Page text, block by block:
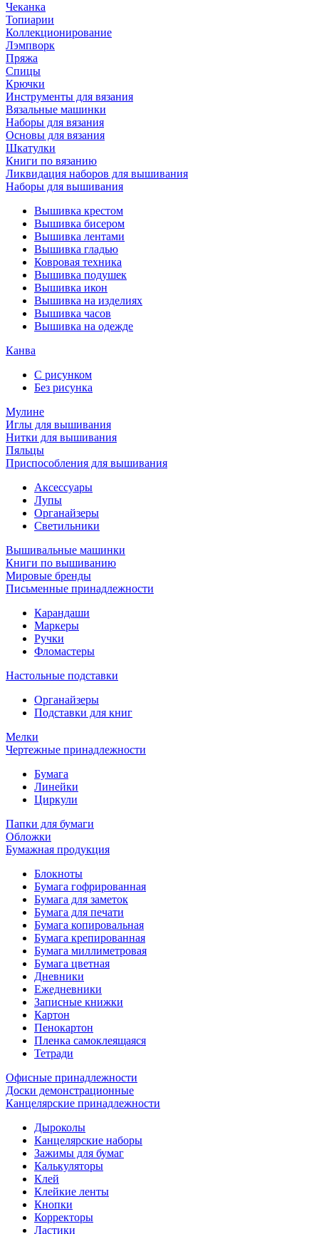
Чеканка
Топиарии
Коллекционирование
Лэмпворк
Пряжа
Спицы
Крючки
Инструменты для вязания
Вязальные машинки
Наборы для вязания
Основы для вязания
Шкатулки
Книги по вязанию
Ликвидация наборов для вышивания
Наборы для вышивания
Вышивка крестом
Вышивка бисером
Вышивка лентами
Вышивка гладью
Ковровая техника
Вышивка подушек
Вышивка икон
Вышивка на изделиях
Вышивка часов
Вышивка на одежде
Канва
С рисунком
Без рисунка
Мулине
Иглы для вышивания
Нитки для вышивания
Пяльцы
Приспособления для вышивания
Аксессуары
Лупы
Органайзеры
Светильники
Вышивальные машинки
Книги по вышиванию
Мировые бренды
Письменные принадлежности
Карандаши
Маркеры
Ручки
Фломастеры
Настольные подставки
Органайзеры
Подставки для книг
Мелки
Чертежные принадлежности
Бумага
Линейки
Циркули
Папки для бумаги
Обложки
Бумажная продукция
Блокноты
Бумага гофрированная
Бумага для заметок
Бумага для печати
Бумага копировальная
Бумага крепированная
Бумага миллиметровая
Бумага цветная
Дневники
Ежедневники
Записные книжки
Картон
Пенокартон
Пленка самоклеящаяся
Тетради
Офисные принадлежности
Доски демонстрационные
Канцелярские принадлежности
Дыроколы
Канцелярские наборы
Зажимы для бумаг
Калькуляторы
Клей
Клейкие ленты
Кнопки
Корректоры
Ластики